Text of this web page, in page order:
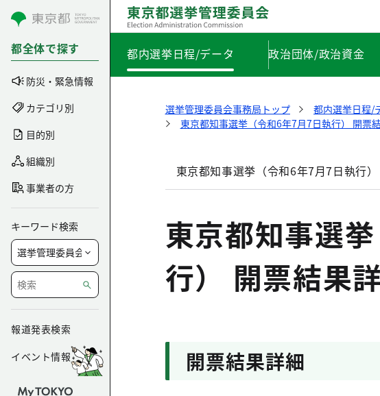
コンテンツにスキップ
都全体で探す
防災・緊急情報
カテゴリ別
目的別
組織別
事業者の方
キーワード検索
報道発表検索
イベント情報
都内選挙日程/データ 政治団体/政治資金
選挙管理委員会事務局トップ 都内選挙日程/
東京都知事選挙（令和6年7月7日執行） 開票
東京都知事選挙（令和6年7月7日執行
東京都知事選
行） 開票結果
開票結果詳細